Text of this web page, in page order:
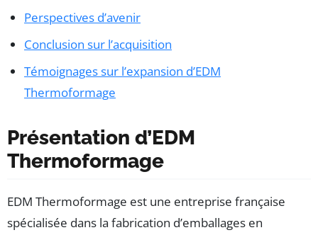
Perspectives d’avenir
Conclusion sur l’acquisition
Témoignages sur l’expansion d’EDM
Thermoformage
Présentation d’EDM
Thermoformage
EDM Thermoformage est une entreprise française
spécialisée dans la fabrication d’emballages en